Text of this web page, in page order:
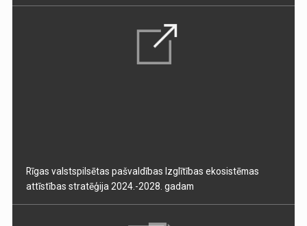
Rīgas valstspilsētas pašvaldības Izglītības ekosistēmas
attīstības stratēģija 2024.-2028. gadam